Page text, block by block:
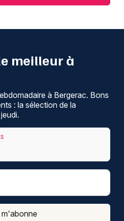
meilleur à
à Bergerac. Bons
: la sélection de la
m'abonne